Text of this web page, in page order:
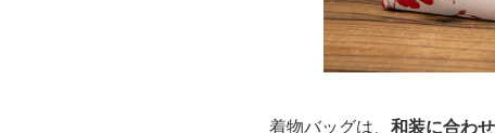
着物バッグは、 和装に合わ